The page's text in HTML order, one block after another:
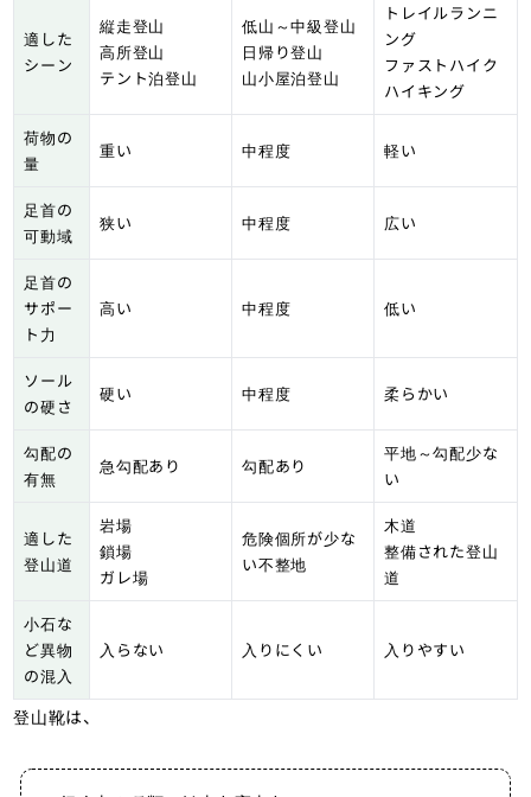
適した
シーン
縦走登山
高所登山
テント泊登山
低山～中級登山
日帰り登山
山小屋泊登山
トレイルランニ
ング
ファストハイク
ハイキング
荷物の
量
重い 中程度 軽い
足首の
可動域
狭い 中程度 広い
足首の
サポー
ト力
高い 中程度 低い
ソール
の硬さ
硬い 中程度 柔らかい
勾配の
有無
急勾配あり 勾配あり
平地～勾配少な
い
適した
登山道
岩場
鎖場
ガレ場
危険個所が少な
い不整地
木道
整備された登山
道
小石な
ど異物
の混入
入らない 入りにくい 入りやすい
登山靴は、